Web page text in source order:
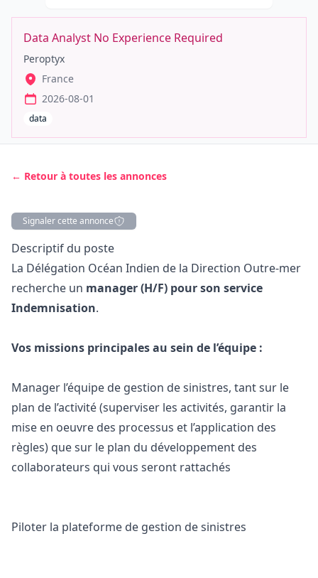
Data Analyst No Experience Required
Peroptyx
France
2026-08-01
data
← Retour à toutes les annonces
Signaler cette annonce
Description
Descriptif du poste
La Délégation Océan Indien de la Direction Outre-mer
recherche un manager(H/F) pour son service
Indemnisation.
Vos missions principales au sein de l’équipe :
Manager l’équipe de gestion de sinistres, tant sur le
plan de l’activité (superviser les activités, garantir la
mise en oeuvre des processus et l’application des
règles) que sur le plan du développement des
collaborateurs qui vous seront rattachés
Piloter la plateforme de gestion de sinistres